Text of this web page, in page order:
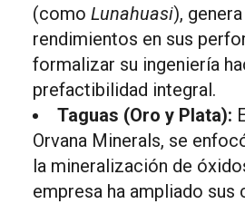
(como Lunahuasi),
rendimientos en sus
formalizar su ingeniería
prefactibilidad integral.
Taguas (Oro y Plata):
Orvana Minerals, se
la mineralización de
empresa ha ampliado sus